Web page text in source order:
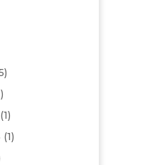
(1)
(1)